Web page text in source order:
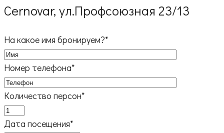
Cernovar, ул.Профсоюзная 23/13
На какое имя бронируем?*
Номер телефона*
Количество персон*
Дата посещения*